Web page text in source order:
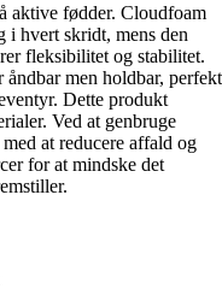
aktive fødder. Cloudfoam
i hvert skridt, mens den
fleksibilitet og stabilitet.
åndbar men holdbar, perfekt
Dette produkt
Ved at genbruge
at reducere affald og
for at mindske det